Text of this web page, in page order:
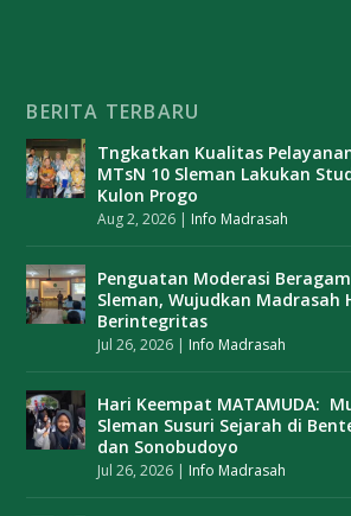
BERITA TERBARU
Tngkatkan Kualitas
MTsN 10 Sleman Lakukan
Kulon Progo
Aug 2, 2026 | Info Madrasah
Penguatan Moderasi
Sleman, Wujudkan Madrasah
Berintegritas
Jul 26, 2026 | Info Madrasah
Hari Keempat MATAMUDA:
Sleman Susuri Sejarah di
dan Sonobudoyo
Jul 26, 2026 | Info Madrasah